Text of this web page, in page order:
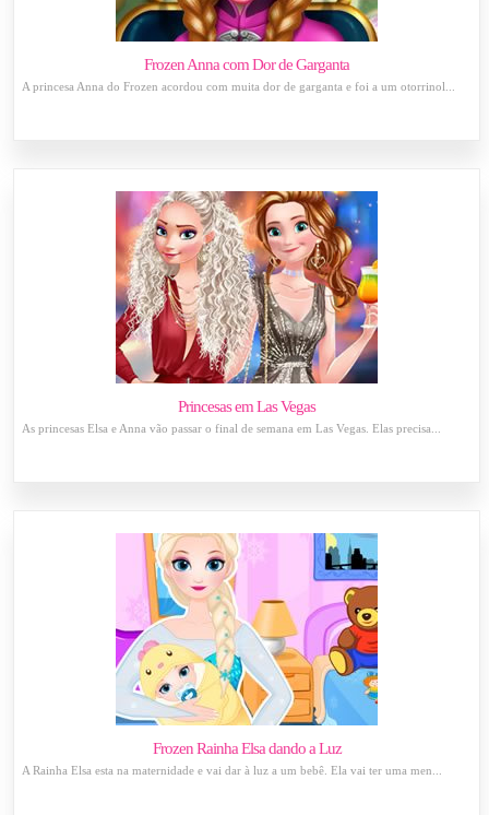
Frozen Anna com Dor de Garganta
A princesa Anna do Frozen acordou com muita dor de garganta e foi a um otorrinol...
Princesas em Las Vegas
As princesas Elsa e Anna vão passar o final de semana em Las Vegas. Elas precisa...
Frozen Rainha Elsa dando a Luz
A Rainha Elsa esta na maternidade e vai dar à luz a um bebê. Ela vai ter uma men...